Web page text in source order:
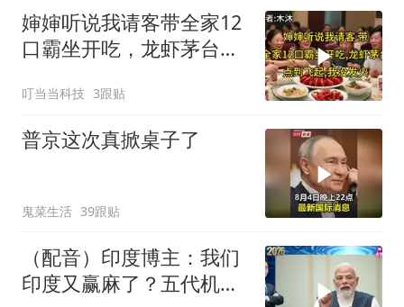
婶婶听说我请客带全家12
口霸坐开吃，龙虾茅台点
叮当当科技 3跟贴
普京这次真掀桌子了
鬼菜生活 39跟贴
（配音）印度博主：我们
印度又赢麻了？五代机还